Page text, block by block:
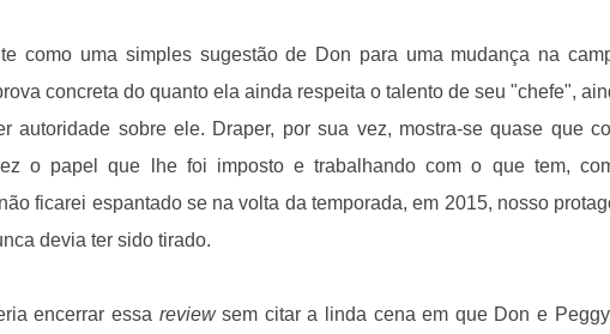
como uma simples sugestão de Don para uma mudança na
concreta do quanto ela ainda respeita o talento de seu "chefe",
autoridade sobre ele. Draper, por sua vez, mostra-se quase que
o papel que lhe foi imposto e trabalhando com o que tem,
ficarei espantado se na volta da temporada, em 2015, nosso
devia ter sido tirado.
encerrar essa reviewsem citar a linda cena em que Don e